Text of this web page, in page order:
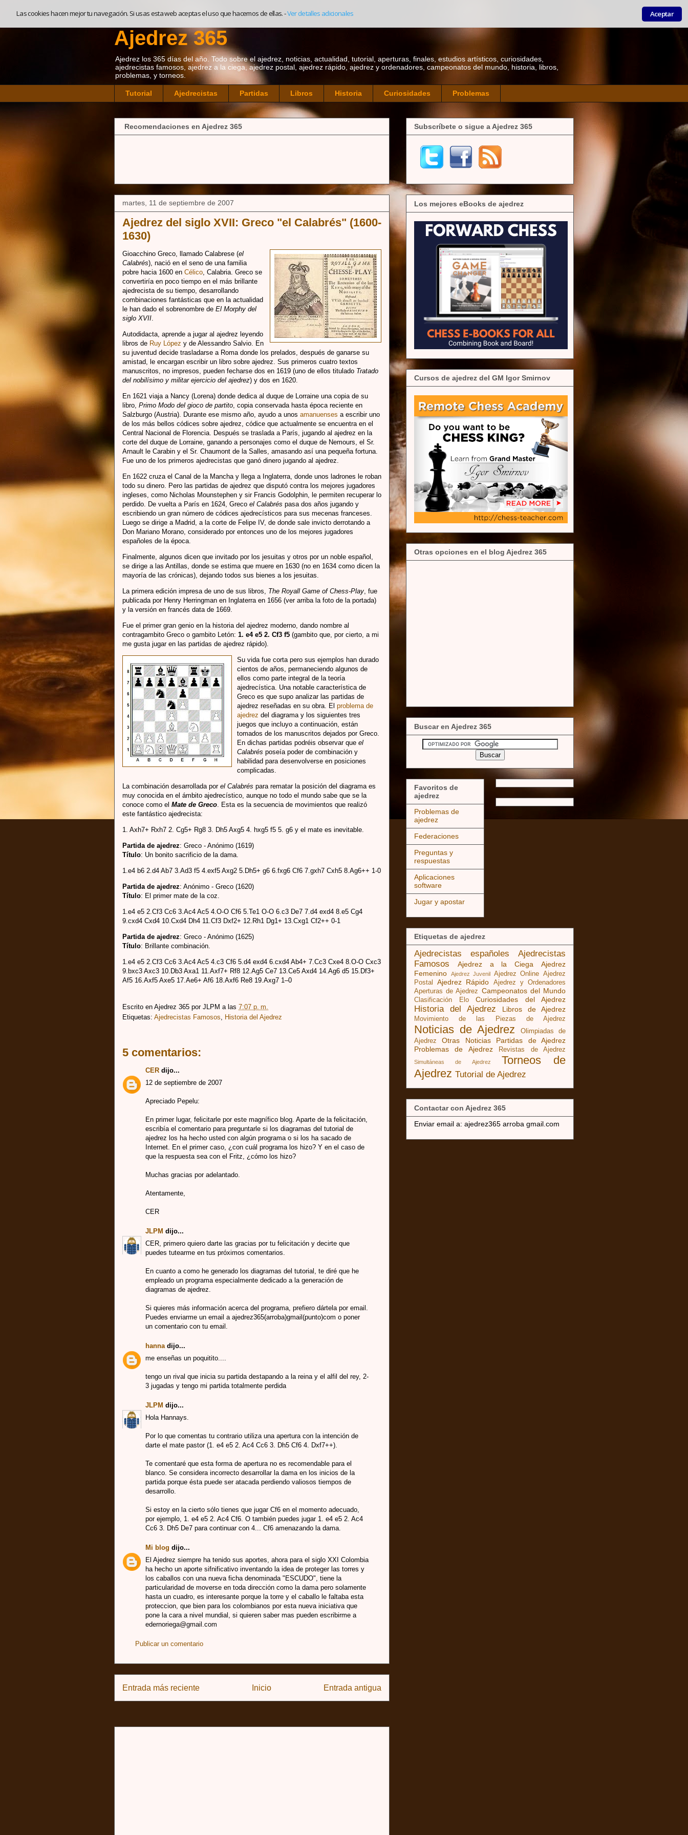
Las cookies hacen mejor tu navegación. Si usas esta web aceptas el uso que hacemos de ellas.-Ver detalles adicionales Aceptar
Ajedrez 365
Ajedrez los 365 días del año. Todo sobre el ajedrez, noticias, actualidad, tutorial, aperturas, finales, estudios artísticos, curiosidades,
ajedrecistas famosos, ajedrez a la ciega, ajedrez postal, ajedrez rápido, ajedrez y ordenadores, campeonatos del mundo, historia, libros,
problemas, y torneos.
Tutorial Ajedrecistas Partidas Libros Historia Curiosidades Problemas
Recomendaciones en Ajedrez 365
martes, 11 de septiembre de 2007
Ajedrez del siglo XVII: Greco "el Calabrés" (1600-
1630)
Gioacchino Greco, llamado Calabrese (el
Calabrés), nació en el seno de una familia
pobre hacia 1600 en Célico, Calabria. Greco se
convertiría en poco tiempo en el más brillante
ajedrecista de su tiempo, desarrollando
combinaciones fantásticas que en la actualidad
le han dado el sobrenombre de El Morphy del
siglo XVII.
Autodidacta, aprende a jugar al ajedrez leyendo
libros de Ruy López y de Alessandro Salvio. En
su juventud decide trasladarse a Roma donde los prelados, después de ganarse su
amistad, le encargan escribir un libro sobre ajedrez. Sus primeros cuatro textos
manuscritos, no impresos, pueden fecharse dos en 1619 (uno de ellos titulado Tratado
del nobilísimo y militar ejercicio del ajedrez) y dos en 1620.
En 1621 viaja a Nancy (Lorena) donde dedica al duque de Lorraine una copia de su
libro, Primo Modo del gioco de partito, copia conservada hasta época reciente en
Salzburgo (Austria). Durante ese mismo año, ayudo a unos amanuenses a escribir uno
de los más bellos códices sobre ajedrez, códice que actualmente se encuentra en el
Central Nacional de Florencia. Después se traslada a París, jugando al ajedrez en la
corte del duque de Lorraine, ganando a personajes como el duque de Nemours, el Sr.
Arnault le Carabin y el Sr. Chaumont de la Salles, amasando así una pequeña fortuna.
Fue uno de los primeros ajedrecistas que ganó dinero jugando al ajedrez.
En 1622 cruza el Canal de la Mancha y llega a Inglaterra, donde unos ladrones le roban
todo su dinero. Pero las partidas de ajedrez que disputó contra los mejores jugadores
ingleses, como Nicholas Mounstephen y sir Francis Godolphin, le permiten recuperar lo
perdido. De vuelta a París en 1624, Greco el Calabrés pasa dos años jugando y
escribiendo un gran número de códices ajedrecísticos para sus mecenas franceses.
Luego se dirige a Madrid, a la corte de Felipe IV, de donde sale invicto derrotando a
Don Mariano Morano, considerado por entonces uno de los mejores jugadores
españoles de la época.
Finalmente, algunos dicen que invitado por los jesuitas y otros por un noble español,
se dirige a las Antillas, donde se estima que muere en 1630 (no en 1634 como dicen la
mayoría de las crónicas), dejando todos sus bienes a los jesuitas.
La primera edición impresa de uno de sus libros, The Royall Game of Chess-Play, fue
publicada por Henry Herringman en Inglaterra en 1656 (ver arriba la foto de la portada)
y la versión en francés data de 1669.
Fue el primer gran genio en la historia del ajedrez moderno, dando nombre al
contragambito Greco o gambito Letón: 1. e4 e5 2. Cf3 f5 (gambito que, por cierto, a mi
me gusta jugar en las partidas de ajedrez rápido).
Su vida fue corta pero sus ejemplos han durado
cientos de años, permaneciendo algunos de
ellos como parte integral de la teoría
ajedrecística. Una notable característica de
Greco es que supo analizar las partidas de
ajedrez reseñadas en su obra. El problema de
ajedrez del diagrama y los siguientes tres
juegos que incluyo a continuación, están
tomados de los manuscritos dejados por Greco.
En dichas partidas podréis observar que el
Calabrés poseía poder de combinación y
habilidad para desenvolverse en posiciones
complicadas.
La combinación desarrollada por el Calabrés para rematar la posición del diagrama es
muy conocida en el ámbito ajedrecístico, aunque no todo el mundo sabe que se la
conoce como el Mate de Greco. Esta es la secuencia de movimientos que realizó
este fantástico ajedrecista:
1. Axh7+ Rxh7 2. Cg5+ Rg8 3. Dh5 Axg5 4. hxg5 f5 5. g6 y el mate es inevitable.
Partida de ajedrez: Greco - Anónimo (1619)
Título: Un bonito sacrificio de la dama.
1.e4 b6 2.d4 Ab7 3.Ad3 f5 4.exf5 Axg2 5.Dh5+ g6 6.fxg6 Cf6 7.gxh7 Cxh5 8.Ag6++ 1-0
Partida de ajedrez: Anónimo - Greco (1620)
Título: El primer mate de la coz.
1.e4 e5 2.Cf3 Cc6 3.Ac4 Ac5 4.O-O Cf6 5.Te1 O-O 6.c3 De7 7.d4 exd4 8.e5 Cg4
9.cxd4 Cxd4 10.Cxd4 Dh4 11.Cf3 Dxf2+ 12.Rh1 Dg1+ 13.Cxg1 Cf2++ 0-1
Partida de ajedrez: Greco - Anónimo (1625)
Título: Brillante combinación.
1.e4 e5 2.Cf3 Cc6 3.Ac4 Ac5 4.c3 Cf6 5.d4 exd4 6.cxd4 Ab4+ 7.Cc3 Cxe4 8.O-O Cxc3
9.bxc3 Axc3 10.Db3 Axa1 11.Axf7+ Rf8 12.Ag5 Ce7 13.Ce5 Axd4 14.Ag6 d5 15.Df3+
Af5 16.Axf5 Axe5 17.Ae6+ Af6 18.Axf6 Re8 19.Axg7 1–0
Escrito en Ajedrez 365 por JLPM a las 7:07 p. m.
Etiquetas: Ajedrecistas Famosos Historia del Ajedrez
5 comentarios:
CER dijo...
12 de septiembre de 2007
Apreciado Pepelu:
En primer lugar, felicitarle por este magnífico blog. Aparte de la felicitación,
escribía el comentario para preguntarle si los diagramas del tutorial de
ajedrez los ha hecho usted con algún programa o si los ha sacado de
Internet. En el primer caso, ¿con cuál programa los hizo? Y en el caso de
que la respuesta sea con el Fritz, ¿cómo los hizo?
Muchas gracias por adelantado.
Atentamente,
CER
JLPM dijo...
CER, primero quiero darte las gracias por tu felicitación y decirte que
puedes tutearme en tus próximos comentarios.
En cuanto a como he generado los diagramas del tutorial, te diré que he
empleado un programa especialmente dedicado a la generación de
diagramas de ajedrez.
Si quieres más información acerca del programa, prefiero dártela por email.
Puedes enviarme un email a ajedrez365(arroba)gmail(punto)com o poner
un comentario con tu email.
hanna dijo...
me enseñas un poquitito....
tengo un rival que inicia su partida destapando a la reina y el alfil del rey, 2-
3 jugadas y tengo mi partida totalmente perdida
JLPM dijo...
Hola Hannays.
Por lo que comentas tu contrario utiliza una apertura con la intención de
darte el mate pastor (1. e4 e5 2. Ac4 Cc6 3. Dh5 Cf6 4. Dxf7++).
Te comentaré que esta forma de apertura no es recomendable para el
blanco. Se considera incorrecto desarrollar la dama en los inicios de la
partida porque ésta puede ser atacada perdiendo valiosos tiempos de
desarrollo.
Si estoy en la cierto sólo tienes que jugar Cf6 en el momento adecuado,
por ejemplo, 1. e4 e5 2. Ac4 Cf6. O también puedes jugar 1. e4 e5 2. Ac4
Cc6 3. Dh5 De7 para continuar con 4... Cf6 amenazando la dama.
Mi blog dijo...
El Ajedrez siempre ha tenido sus aportes, ahora para el siglo XXI Colombia
ha hecho un aporte sifnificativo inventando la idea de proteger las torres y
los caballos con una nueva ficha denominada "ESCUDO", tiene la
particularidad de moverse en toda dirección como la dama pero solamente
hasta un cuadro, es interesante porque la torre y el caballo le faltaba esta
proteccion, que bien para los colombianos por esta nueva iniciativa que
pone la cara a nivel mundial, si quieren saber mas pueden escribirme a
edernoriega@gmail.com
Publicar un comentario
Entrada más reciente Entrada antigua
Inicio
Subscríbete o sigue a Ajedrez 365
Los mejores eBooks de ajedrez
Cursos de ajedrez del GM Igor Smirnov
Otras opciones en el blog Ajedrez 365
Buscar en Ajedrez 365
Favoritos de
ajedrez
Problemas de
ajedrez
Federaciones
Preguntas y
respuestas
Aplicaciones
software
Jugar y apostar
Etiquetas de ajedrez
Ajedrecistas españoles
Ajedrecistas
Famosos
Ajedrez a la Ciega
Ajedrez
Femenino
Ajedrez Juvenil Ajedrez Online Ajedrez
Postal
Ajedrez Rápido
Ajedrez y Ordenadores
Aperturas de Ajedrez Campeonatos del Mundo
Clasificación Elo Curiosidades del Ajedrez
Historia del Ajedrez Libros de Ajedrez
Movimiento de las Piezas de Ajedrez
Noticias de Ajedrez
Olimpiadas de
Ajedrez
Otras Noticias
Partidas de Ajedrez
Problemas de Ajedrez
Revistas de Ajedrez
Simultáneas de Ajedrez
Torneos de
Ajedrez Tutorial de Ajedrez
Contactar con Ajedrez 365
Enviar email a: ajedrez365 arroba gmail.com